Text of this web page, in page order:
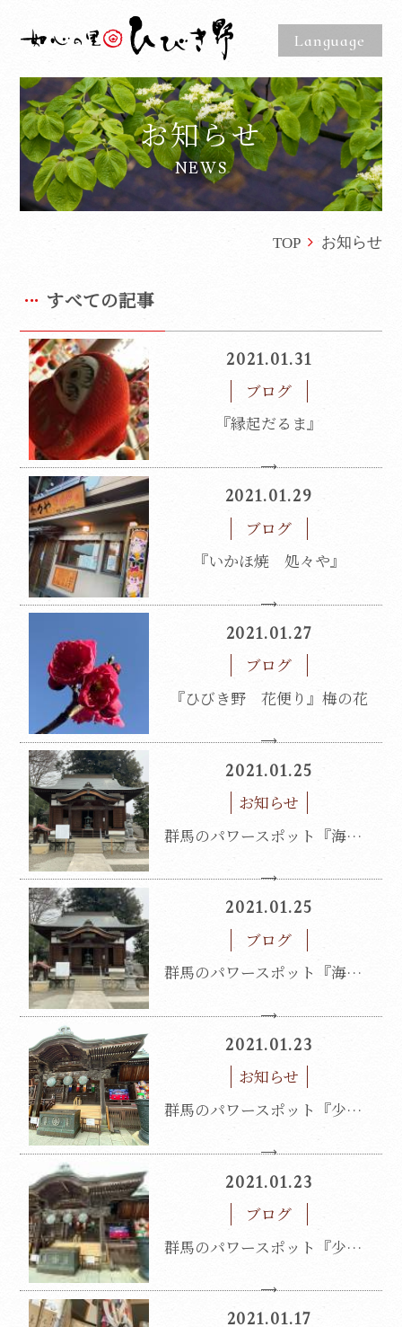
Language
お知らせ
NEWS
TOP お知らせ
すべての記事
2021.01.31
ブログ
『縁起だるま』
2021.01.29
ブログ
『いかほ焼 処々や』
2021.01.27
ブログ
『ひびき野 花便り』梅の花
2021.01.25
お知らせ
群馬のパワースポット『海雲寺』
2021.01.25
ブログ
群馬のパワースポット『海雲寺』
2021.01.23
お知らせ
群馬のパワースポット『少林山達磨寺』
2021.01.23
ブログ
群馬のパワースポット『少林山達磨寺』
2021.01.17